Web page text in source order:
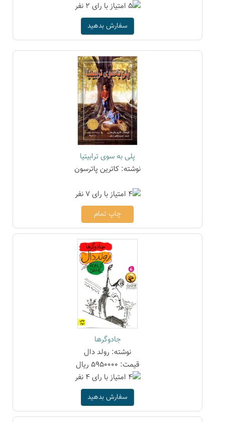
سفارش بدهید
پلی به سوی ترابیتیا
نوشته: کاترین پاترسون
چاپ تمام
جادوگرها
نوشته: رولد دال
قیمت: 5950000 ریال
سفارش بدهید